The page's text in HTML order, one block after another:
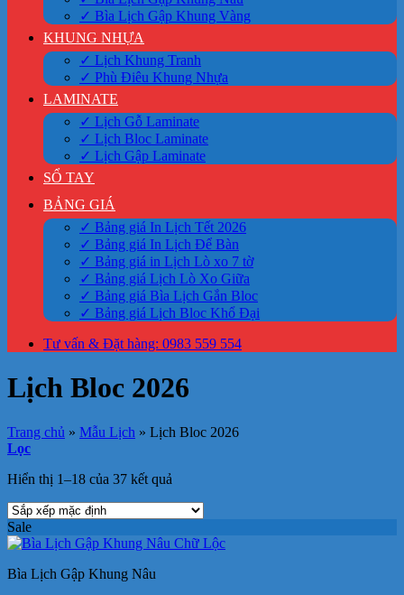
✓ Bìa Lịch Gập Khung Vàng
KHUNG NHỰA
✓ Lịch Khung Tranh
✓ Phù Điêu Khung Nhựa
LAMINATE
✓ Lịch Gỗ Laminate
✓ Lịch Bloc Laminate
✓ Lịch Gập Laminate
SỔ TAY
BẢNG GIÁ
✓ Bảng giá In Lịch Tết 2026
✓ Bảng giá In Lịch Để Bàn
✓ Bảng giá in Lịch Lò xo 7 tờ
✓ Bảng giá Lịch Lò Xo Giữa
✓ Bảng giá Bìa Lịch Gắn Bloc
✓ Bảng giá Lịch Bloc Khổ Đại
Tư vấn & Đặt hàng: 0983 559 554
Lịch Bloc 2026
Trang chủ » Mẫu Lịch » Lịch Bloc 2026
Lọc
Hiển thị 1–18 của 37 kết quả
Sale
Bìa Lịch Gập Khung Nâu